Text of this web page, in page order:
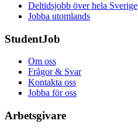
Deltidsjobb över hela Sverige
Jobba utomlands
StudentJob
Om oss
Frågor & Svar
Kontakta oss
Jobba för oss
Arbetsgivare